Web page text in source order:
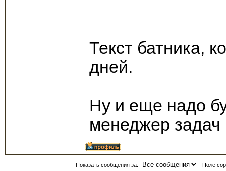
Текст батника,
дней.
Ну и еще надо
менеджер
Показать сообщения за: Поле